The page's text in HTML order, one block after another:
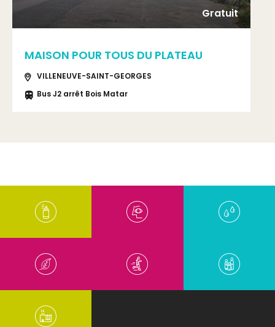
Gratuit
MAISON POUR TOUS DU PLATEAU
VILLENEUVE-SAINT-GEORGES
Bus J2 arrêt Bois Matar